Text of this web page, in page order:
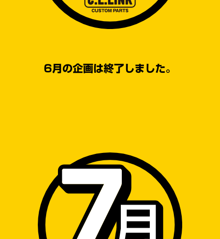
6月の企画は終了しました。